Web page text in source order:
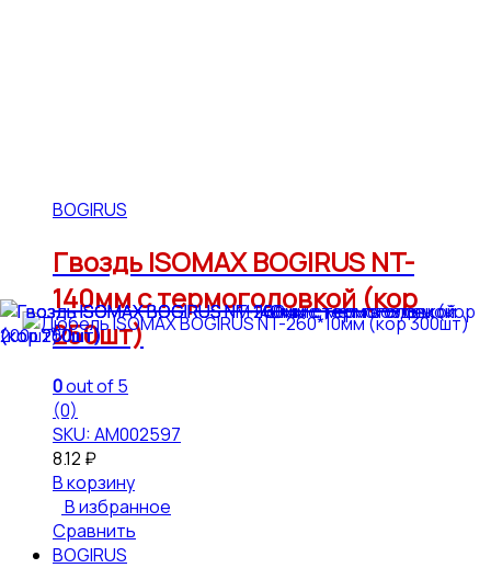
BOGIRUS
Гвоздь ISOMAX BOGIRUS NT-
140мм с термоголовкой (кор
250шт)
0out of 5
(0)
SKU: АМ002597
8.12 ₽
В корзину
В избранное
Сравнить
BOGIRUS